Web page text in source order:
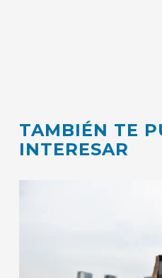
TAMBIÉN TE
INTERESAR